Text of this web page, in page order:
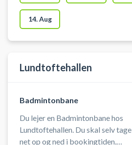
som ikke sætter mærker. Der er
mulighed for omklædning.
14. Aug
Lundtoftehallen
Badmintonbane
Du lejer en Badmintonbane hos
Lundtoftehallen. Du skal selv tage
net op og ned i bookingtiden.